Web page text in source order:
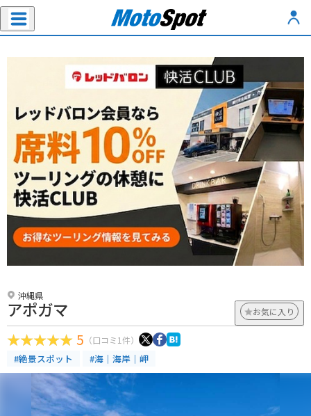
沖縄県
アポガマ お気に入り
5 （口コミ1件）
#絶景スポット #海｜海岸｜岬